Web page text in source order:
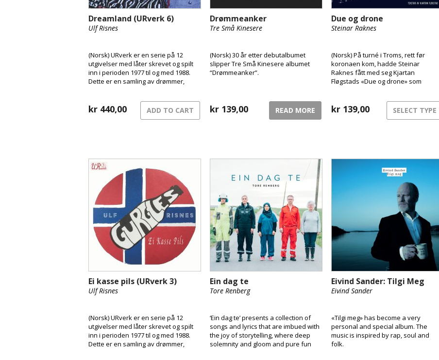
Dreamland (URverk 6)
Ulf Risnes
(Norsk) URverk er en serie på 12
utgivelser med låter skrevet og spilt
inn i perioden 1977 til og med 1988.
Dette er en samling av drømmer,
albumet “Dreamland”.
kr 440,00 ADD TO CART
Drømmeanker
Tre Små Kinesere
(Norsk) 30 år etter debutalbumet
slipper Tre Små Kinesere albumet
“Drømmeanker”.
kr 139,00 READ MORE
Due og drone
Steinar Raknes
(Norsk) På turné i Troms, rett før
koronaen kom, hadde Steinar
Raknes fått med seg Kjartan
Fløgstads «Due og drone» som
bass er bass, vil oppdage noe helt
kr 139,00 SELECT TYPE
Ei kasse pils (URverk 3)
Ulf Risnes
(Norsk) URverk er en serie på 12
utgivelser med låter skrevet og spilt
inn i perioden 1977 til og med 1988.
Dette er en samling av drømmer,
Ein dag te
Tore Renberg
‘Ein dag te’ presents a collection of
songs and lyrics that are imbued with
the joy of storytelling, where deep
solemnity and gloom and pure fun
Eivind Sander: Tilgi Meg
Eivind Sander
«Tilgi meg» has become a very
personal and special album. The
music is inspired by rap, soul and
folk.